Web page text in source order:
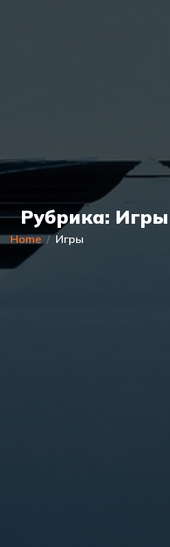
Рубрика: Игры
Home Игры